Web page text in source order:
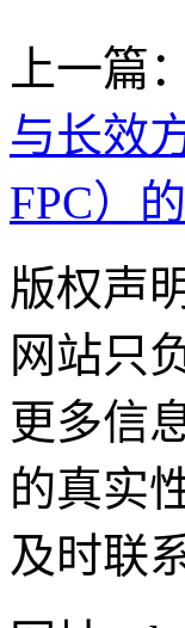
上一篇：
与长效
FPC）
版权声
网站只
更多信
的真实
及时联